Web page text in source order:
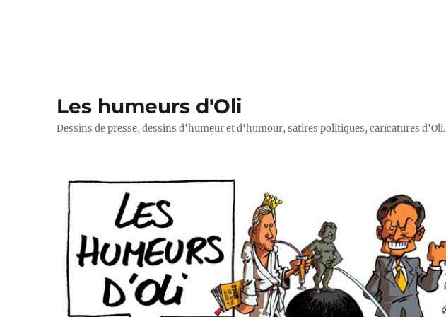
Les humeurs d'Oli
Dessins de presse, dessins d'humeur et d'humour, satires politiques, caricatures d'Oli.